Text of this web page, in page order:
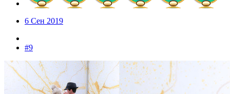
6 Сен 2019
#9